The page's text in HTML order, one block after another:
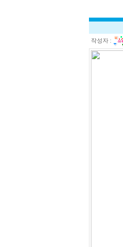
작성자 :